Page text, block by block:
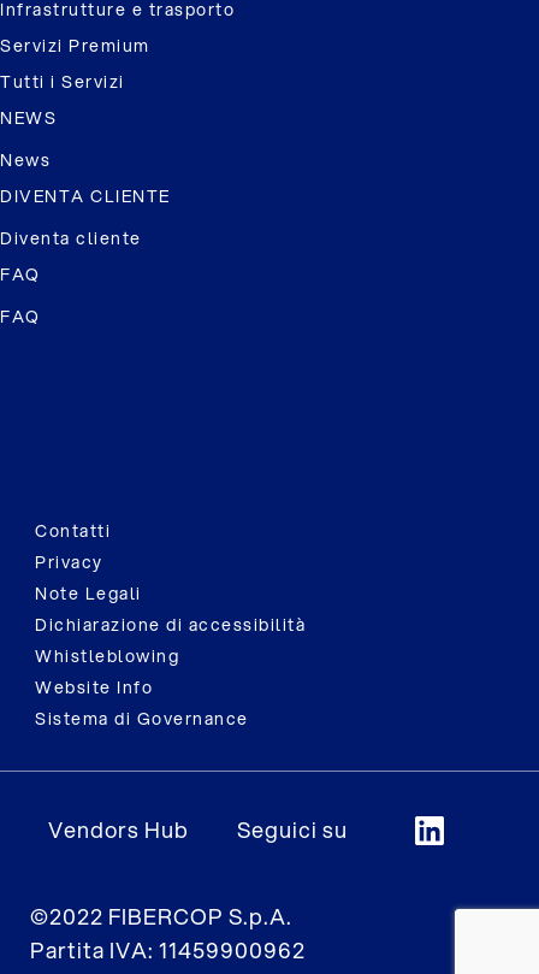
Infrastrutture e trasporto
Servizi Premium
Tutti i Servizi
NEWS
News
DIVENTA CLIENTE
Diventa cliente
FAQ
FAQ
Contatti
Privacy
Note Legali
Dichiarazione di accessibilità
Whistleblowing
Website Info
Sistema di Governance
Vendors Hub Seguici su
©2022 FIBERCOP S.p.A.
Partita IVA: 11459900962